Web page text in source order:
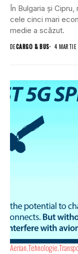
În Bulgaria și
cele cinci mari
medie a scăzut.
DECARGO & BUS 4
AerianTehnologie